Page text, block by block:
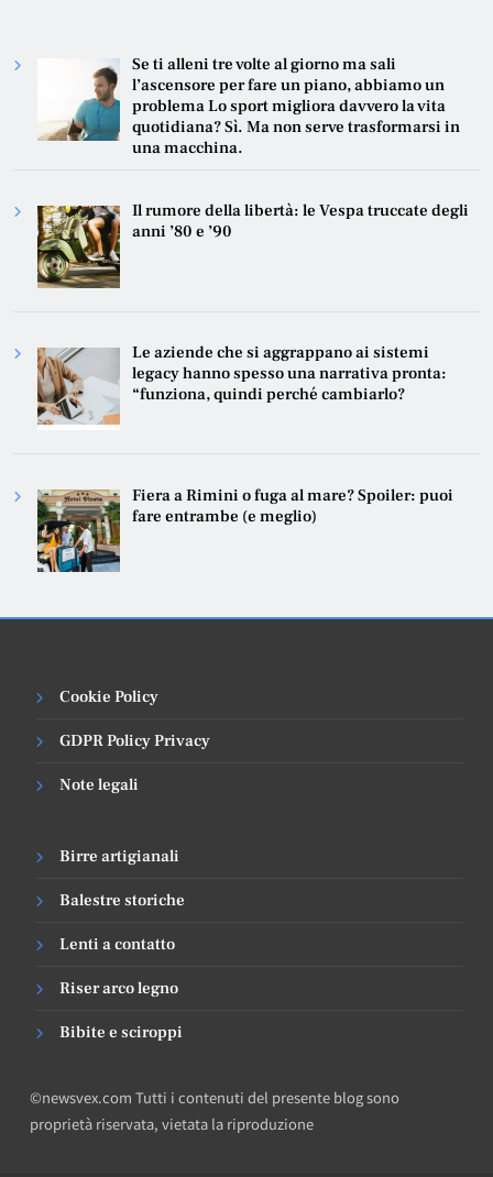
Se ti alleni tre volte al giorno ma sali
l’ascensore per fare un piano, abbiamo un
problema Lo sport migliora davvero la vita
quotidiana? Sì. Ma non serve trasformarsi in
una macchina.
Il rumore della libertà: le Vespa truccate degli
anni ’80 e ’90
Le aziende che si aggrappano ai sistemi
legacy hanno spesso una narrativa pronta:
“funziona, quindi perché cambiarlo?
Fiera a Rimini o fuga al mare? Spoiler: puoi
fare entrambe (e meglio)
Cookie Policy
GDPR Policy Privacy
Note legali
Birre artigianali
Balestre storiche
Lenti a contatto
Riser arco legno
Bibite e sciroppi
©newsvex.com Tutti i contenuti del presente blog sono
proprietà riservata, vietata la riproduzione